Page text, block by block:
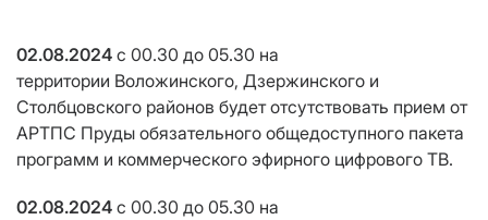
02.08.2024 с 00.30 до 05.30 на
территории Воложинского, Дзержинского и
Столбцовского районов будет отсутствовать прием от
АРТПС Пруды обязательного общедоступного пакета
программ и коммерческого эфирного цифрового ТВ.
02.08.2024 с 00.30 до 05.30 на